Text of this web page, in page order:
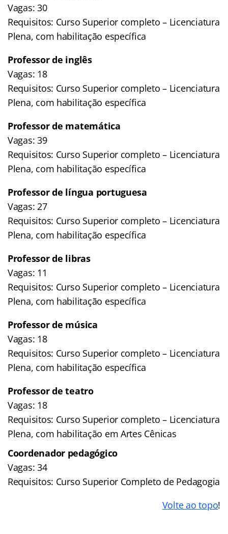
Vagas: 30
Requisitos: Curso Superior completo – Licenciatura
Plena, com habilitação específica
Professor de inglês
Vagas: 18
Requisitos: Curso Superior completo – Licenciatura
Plena, com habilitação específica
Professor de matemática
Vagas: 39
Requisitos: Curso Superior completo – Licenciatura
Plena, com habilitação específica
Professor de língua portuguesa
Vagas: 27
Requisitos: Curso Superior completo – Licenciatura
Plena, com habilitação específica
Professor de libras
Vagas: 11
Requisitos: Curso Superior completo – Licenciatura
Plena, com habilitação específica
Professor de música
Vagas: 18
Requisitos: Curso Superior completo – Licenciatura
Plena, com habilitação específica
Professor de teatro
Vagas: 18
Requisitos: Curso Superior completo – Licenciatura
Plena, com habilitação em Artes Cênicas
Coordenador pedagógico
Vagas: 34
Requisitos: Curso Superior Completo de Pedagogia
Volte ao topo!